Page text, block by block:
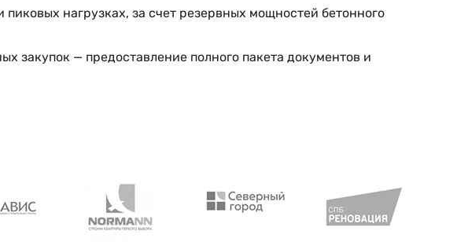
нагрузках, за счет резервных мощностей бетонного
закупок — предоставление полного пакета документов и